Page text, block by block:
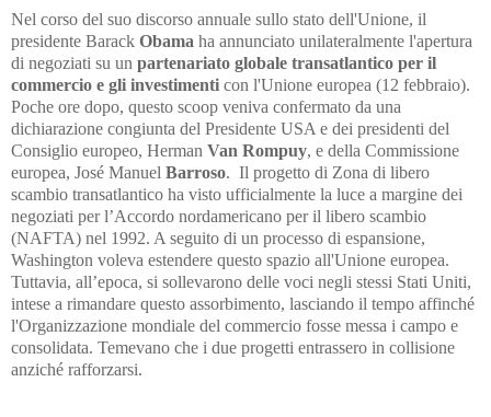
Nel corso del suo discorso annuale sullo stato dell'Unione, il
presidente Barack Obama ha annunciato unilateralmente l'apertura
di negoziati su un partenariato globale transatlantico per il
commercio e gli investimenti con l'Unione europea (12 febbraio).
Poche ore dopo, questo scoop veniva confermato da una
dichiarazione congiunta del Presidente USA e dei presidenti del
Consiglio europeo, Herman Van Rompuy, e della Commissione
europea, José Manuel Barroso. Il progetto di Zona di libero
scambio transatlantico ha visto ufficialmente la luce a margine dei
negoziati per l’Accordo nordamericano per il libero scambio
(NAFTA) nel 1992. A seguito di un processo di espansione,
Washington voleva estendere questo spazio all'Unione europea.
Tuttavia, all’epoca, si sollevarono delle voci negli stessi Stati Uniti,
intese a rimandare questo assorbimento, lasciando il tempo affinché
l'Organizzazione mondiale del commercio fosse messa i campo e
consolidata. Temevano che i due progetti entrassero in collisione
anziché rafforzarsi.